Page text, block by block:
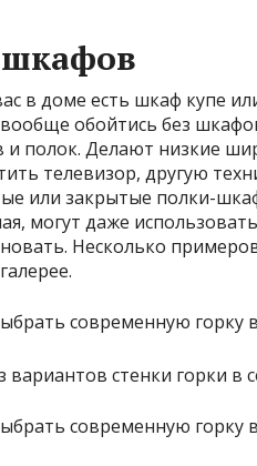
шкафов
в доме есть шкаф купе
обойтись без
и полок. Делают низкие
телевизор, другую
или закрытые полки-
могут даже
Несколько
вариантов стенки горки в